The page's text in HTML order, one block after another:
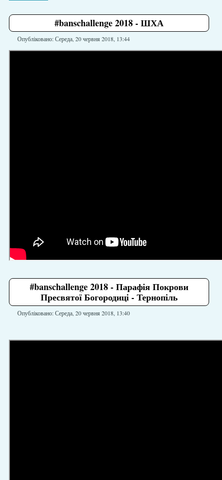
#banschallenge 2018 - ШХА
Опубліковано: Середа, 20 червня 2018, 13:44
#banschallenge 2018 - Парафія Покрови
Пресвятої Богородиці - Тернопіль
Опубліковано: Середа, 20 червня 2018, 13:40